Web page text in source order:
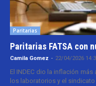
Paritarias
Paritarias FATSA con
Camila Gomez - 22/04/2026
El INDEC dio la inflación
los laboratorios y el sindicato